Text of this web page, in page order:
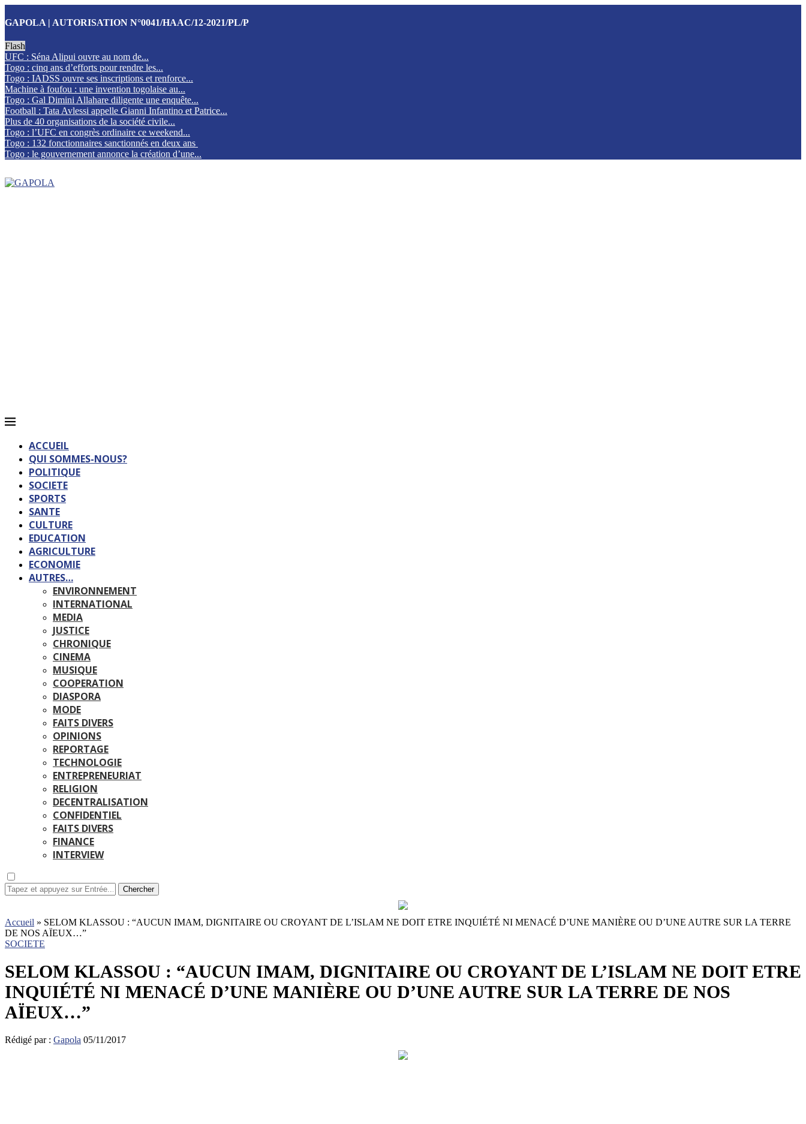
GAPOLA | AUTORISATION N°0041/HAAC/12-2021/PL/P
Flash
UFC : Séna Alipui ouvre au nom de...
Togo : cinq ans d’efforts pour rendre les...
Togo : IADSS ouvre ses inscriptions et renforce...
Machine à foufou : une invention togolaise au...
Togo : Gal Dimini Allahare diligente une enquête...
Football : Tata Avlessi appelle Gianni Infantino et Patrice...
Plus de 40 organisations de la société civile...
Togo : l’UFC en congrès ordinaire ce weekend...
Togo : 132 fonctionnaires sanctionnés en deux ans
Togo : le gouvernement annonce la création d’une...
ACCUEIL
QUI SOMMES-NOUS?
POLITIQUE
SOCIETE
SPORTS
SANTE
CULTURE
EDUCATION
AGRICULTURE
ECONOMIE
AUTRES…
ENVIRONNEMENT
INTERNATIONAL
MEDIA
JUSTICE
CHRONIQUE
CINEMA
MUSIQUE
COOPERATION
DIASPORA
MODE
FAITS DIVERS
OPINIONS
REPORTAGE
TECHNOLOGIE
ENTREPRENEURIAT
RELIGION
DECENTRALISATION
CONFIDENTIEL
FAITS DIVERS
FINANCE
INTERVIEW
Chercher
Accueil » SELOM KLASSOU : “AUCUN IMAM, DIGNITAIRE OU CROYANT DE L’ISLAM NE DOIT ETRE INQUIÉTÉ NI MENACÉ D’UNE MANIÈRE OU D’UNE AUTRE SUR LA TERRE
DE NOS AÏEUX…”
SOCIETE
SELOM KLASSOU : “AUCUN IMAM, DIGNITAIRE OU CROYANT DE L’ISLAM NE DOIT ETRE
INQUIÉTÉ NI MENACÉ D’UNE MANIÈRE OU D’UNE AUTRE SUR LA TERRE DE NOS
AÏEUX…”
Rédigé par : Gapola 05/11/2017